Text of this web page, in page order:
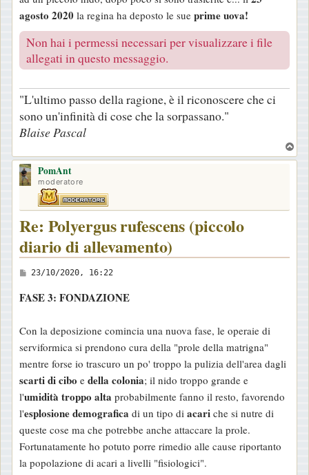
agosto 2020 la regina ha deposto le sue prime uova!
Non hai i permessi necessari per visualizzare i file
allegati in questo messaggio.
"L'ultimo passo della ragione, è il riconoscere che ci
sono un'infinità di cose che la sorpassano."
Blaise Pascal
o
PomAnt
moderatore
Re: Polyergus rufescens (piccolo
diario di allevamento)
M
s
a
g
g
i
o
23/10/2020, 16:22
FASE 3: FONDAZIONE
Con la deposizione comincia una nuova fase, le operaie di
serviformica si prendono cura della "prole della matrigna"
mentre forse io trascuro un po' troppo la pulizia dell'area dagli
scarti di cibo e della colonia; il nido troppo grande e
l'umidità troppo alta probabilmente fanno il resto, favorendo
l'esplosione demografica di un tipo di acari che si nutre di
queste cose ma che potrebbe anche attaccare la prole.
Fortunatamente ho potuto porre rimedio alle cause riportanto
la popolazione di acari a livelli "fisiologici".